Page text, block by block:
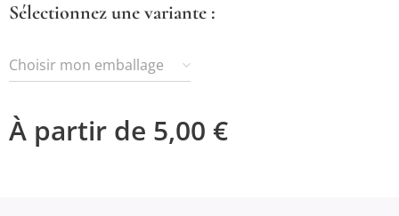
Sélectionnez une variante :
Choisir mon emballage
À partir de 5,00 €